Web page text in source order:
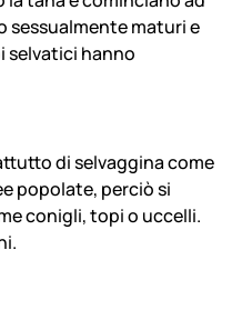
sessualmente maturi e
selvatici hanno
di selvaggina come
popolate, perciò si
conigli, topi o uccelli.